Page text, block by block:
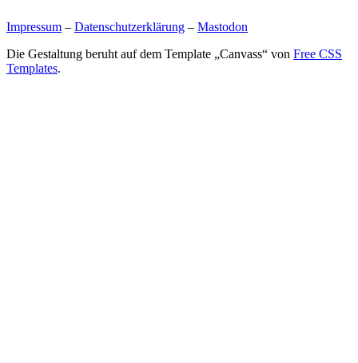
Impressum – Datenschutzerklärung – Mastodon
Die Gestaltung beruht auf dem Template „Canvass“ von Free CSS
Templates.